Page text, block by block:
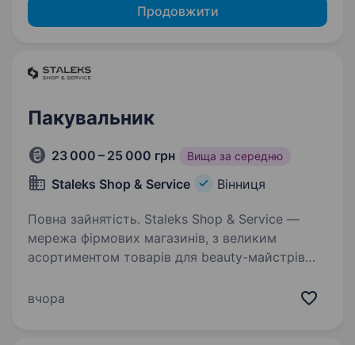
Продовжити
Пакувальник
23 000 – 25 000 грн Вища за середню
Staleks Shop & Service Вінниця
Повна зайнятість. Staleks Shop & Service —
мережа фірмових магазинів, з великим
асортиментом товарів для beauty-майстрів
компанія активно росте, тому ми шукаємо
вчора